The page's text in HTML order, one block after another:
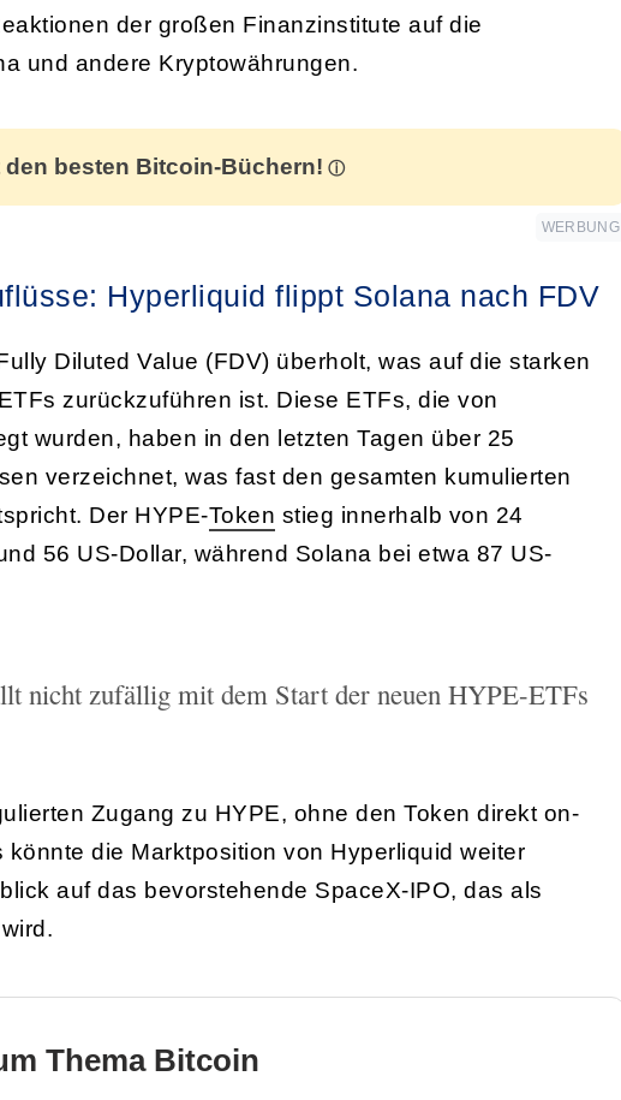
der großen Finanzinstitute auf die
und andere Kryptowährungen.
besten Bitcoin-Büchern!
WERBUNG
Hyperliquid flippt Solana nach FDV
Diluted Value (FDV) überholt, was auf die starken
zurückzuführen ist. Diese ETFs, die von
wurden, haben in den letzten Tagen über 25
verzeichnet, was fast den gesamten kumulierten
Der HYPE-Token stieg innerhalb von 24
56 US-Dollar, während Solana bei etwa 87 US-
nicht zufällig mit dem Start der neuen HYPE-ETFs
Zugang zu HYPE, ohne den Token direkt on-
die Marktposition von Hyperliquid weiter
auf das bevorstehende SpaceX-IPO, das als
Thema Bitcoin